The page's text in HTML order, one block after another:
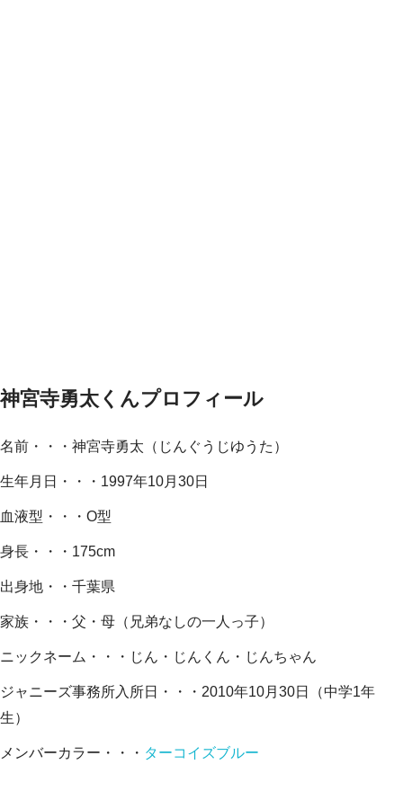
神宮寺勇太くんプロフィール
名前・・・神宮寺勇太（じんぐうじゆうた）
生年月日・・・1997年10月30日
血液型・・・O型
身長・・・175cm
出身地・・千葉県
家族・・・父・母（兄弟なしの一人っ子）
ニックネーム・・・じん・じんくん・じんちゃん
ジャニーズ事務所入所日・・・2010年10月30日（中学1年
生）
メンバーカラー・・・ ターコイズブルー